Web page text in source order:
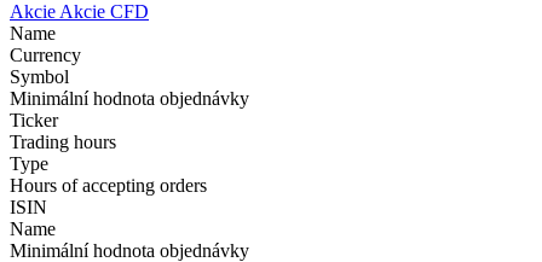
Akcie Akcie CFD
Name
Currency
Symbol
Minimální hodnota objednávky
Ticker
Trading hours
Type
Hours of accepting orders
ISIN
Name
Minimální hodnota objednávky